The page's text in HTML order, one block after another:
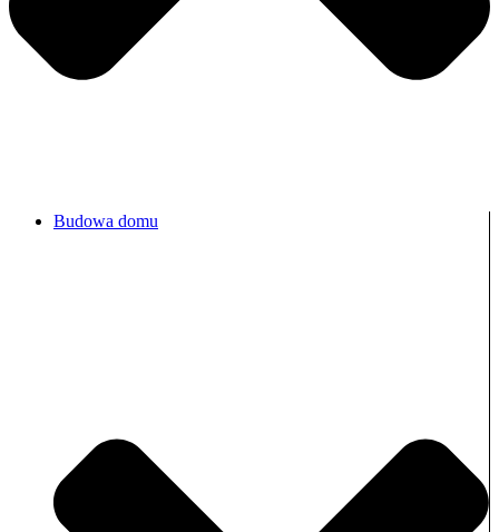
Budowa domu